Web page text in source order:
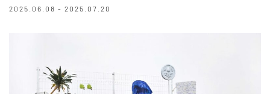
2025.06.08 - 2025.07.20